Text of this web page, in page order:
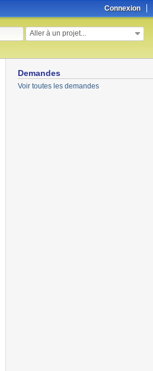
Connexion
Aller à un projet...
Demandes
Voir toutes les demandes